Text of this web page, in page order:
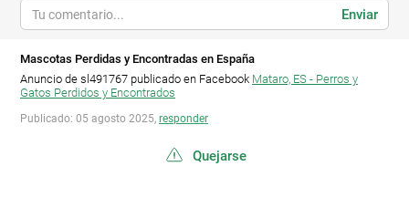
Enviar
Mascotas Perdidas y Encontradas en España
Anuncio de sl491767 publicado en Facebook Mataro, ES - Perros y
Gatos Perdidos y Encontrados
Publicado: 05 agosto 2025, responder
Quejarse